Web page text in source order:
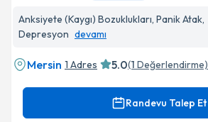
Anksiyete (Kaygı) Bozuklukları, Panik Atak,
Depresyon devamı
Mersin 1 Adres 5.0(1 Değerlendirme)
Randevu Talep Et